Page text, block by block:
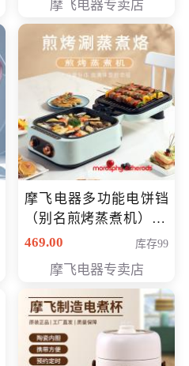
摩飞电器专卖店
摩飞电器多功能电饼铛
（别名煎烤蒸煮机） 型
号MF-8888B 会员专享
469.00 库存99
摩飞电器专卖店